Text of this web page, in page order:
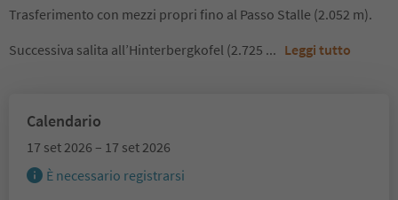
Trasferimento con mezzi propri fino al Passo Stalle (2.052 m).
Successiva salita all’Hinterbergkofel (2.725 ... Leggi tutto
Calendario
17 set 2026 – 17 set 2026
È necessario registrarsi